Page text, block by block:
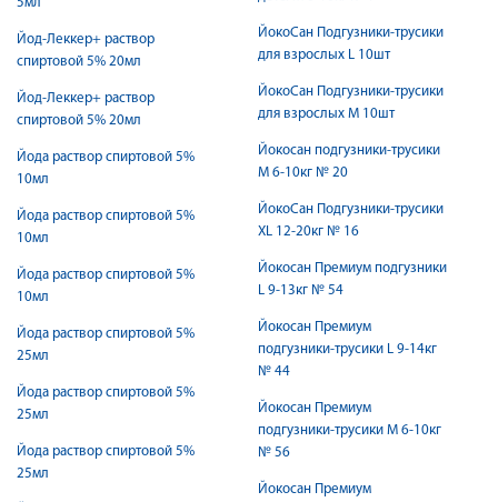
Йод-Леккер+ раствор
спиртовой 5% 20мл
Йод-Леккер+ раствор
спиртовой 5% 20мл
Йода раствор спиртовой 5%
10мл
Йода раствор спиртовой 5%
10мл
Йода раствор спиртовой 5%
10мл
Йода раствор спиртовой 5%
25мл
Йода раствор спиртовой 5%
25мл
Йода раствор спиртовой 5%
25мл
ЙокоСан Подгузники-трусики
для взрослых L 10шт
ЙокоСан Подгузники-трусики
для взрослых M 10шт
Йокосан подгузники-трусики
М 6-10кг № 20
ЙокоСан Подгузники-трусики
ХL 12-20кг № 16
Йокосан Премиум подгузники
L 9-13кг № 54
Йокосан Премиум
подгузники-трусики L 9-14кг
№ 44
Йокосан Премиум
подгузники-трусики М 6-10кг
№ 56
Йокосан Премиум